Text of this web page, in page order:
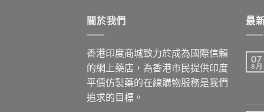
關於我們
香港印度商城致力於成為國際信賴
的網上藥店，為香港市民提供印度
平價仿製藥的在線購物服務是我們
追求的目標。
最
07
8 月